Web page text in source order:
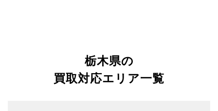
栃木県の
買取対応エリア一覧